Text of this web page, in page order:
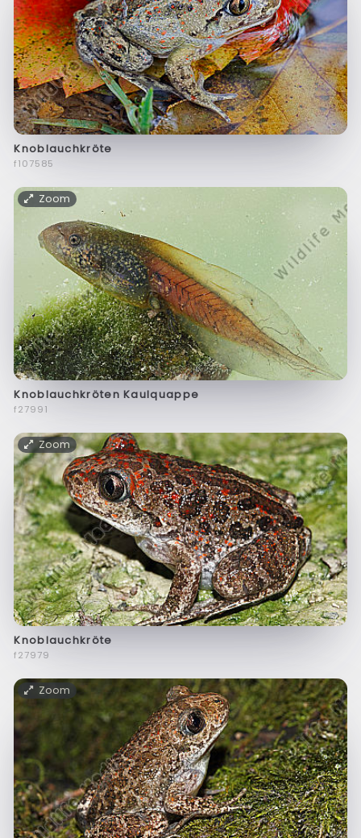
Knoblauchkröte
f107585
Zoom
Knoblauchkröten Kaulquappe
f27991
Zoom
Knoblauchkröte
f27979
Zoom